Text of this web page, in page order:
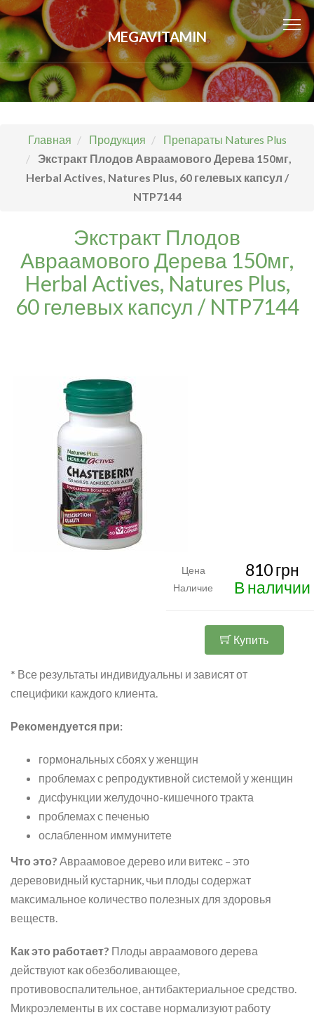
MEGAVITAMIN
Главная Продукция
Препараты Natures Plus
Экстракт Плодов Авраамового Дерева 150мг,
Herbal Actives, Natures Plus, 60 гелевых капсул /
NTP7144
Экстракт Плодов
Авраамового Дерева 150мг,
Herbal Actives, Natures Plus,
60 гелевых капсул / NTP7144
Цена 810 грн
Наличие В наличии
Купить
* Все результаты индивидуальны и зависят от
специфики каждого клиента.
Рекомендуется при:
гормональных сбоях у женщин
проблемах с репродуктивной системой у женщин
дисфункции желудочно-кишечного тракта
проблемах с печенью
ослабленном иммунитете
Что это? Авраамовое дерево или витекс – это
деревовидный кустарник, чьи плоды содержат
максимальное количество полезных для здоровья
веществ.
Как это работает? Плоды авраамового дерева
действуют как обезболивающее,
противовоспалительное, антибактериальное средство.
Микроэлементы в их составе нормализуют работу